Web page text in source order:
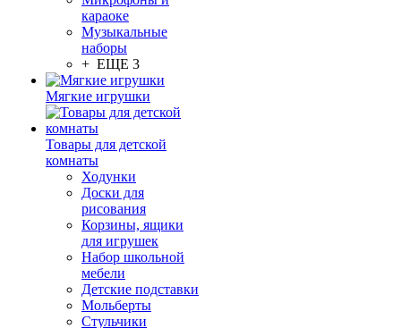
караоке
Музыкальные
наборы
+ ЕЩЕ 3
Мягкие игрушки
Товары для детской
комнаты
Ходунки
Доски для
рисования
Корзины, ящики
для игрушек
Набор школьной
мебели
Детские подставки
Мольберты
Стульчики